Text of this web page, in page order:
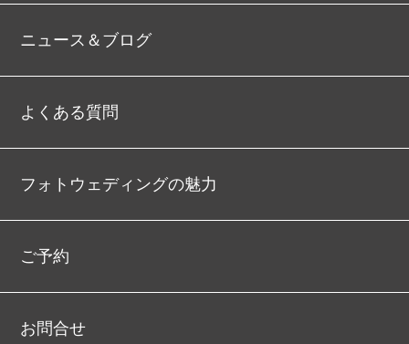
ニュース＆ブログ
よくある質問
フォトウェディングの魅力
ご予約
お問合せ